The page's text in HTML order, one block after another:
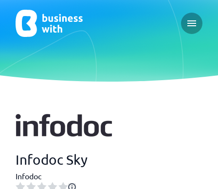
Open
Infodoc Sky
Infodoc